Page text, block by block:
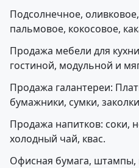
Подсолнечное,
пальмовое, кокосовое,
Продажа мебели для
гостиной, модульной и
Продажа галантереи:
бумажники, сумки,
Продажа напитков: соки,
холодный чай, квас.
Офисная бумага, штампы,